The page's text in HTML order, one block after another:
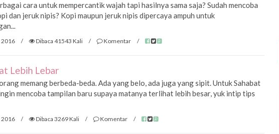
cara untuk mempercantik wajah tapi hasilnya sama saja? Sudah mencoba
dan jeruk nipis? Kopi maupun jeruk nipis dipercaya ampuh untuk
/ Dibaca 41543 Kali / Komentar /
Lebih Lebar
memang berbeda-beda. Ada yang belo, ada juga yang sipit. Untuk Sahabat
mencoba tampilan baru supaya matanya terlihat lebih besar, yuk intip tips
/ Dibaca 3269 Kali / Komentar /